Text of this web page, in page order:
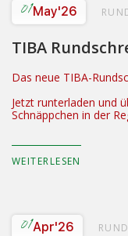
01May'26
TIBA
Das neue TIBA-
Jetzt runterladen und
Schnäppchen in der
WEITERLESEN
01Apr'26